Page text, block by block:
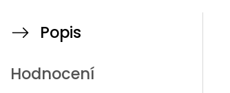
Popis
Hodnocení